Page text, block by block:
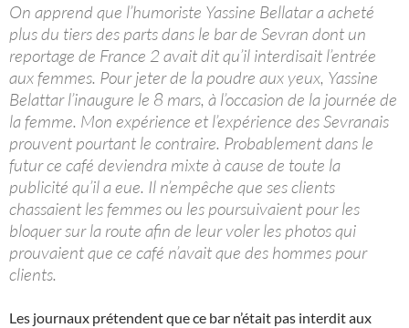
On apprend que l’humoriste Yassine Bellatar a acheté
plus du tiers des parts dans le bar de Sevran dont un
reportage de France 2 avait dit qu’il interdisait l’entrée
aux femmes. Pour jeter de la poudre aux yeux, Yassine
Belattar l’inaugure le 8 mars, à l’occasion de la journée de
la femme. Mon expérience et l’expérience des Sevranais
prouvent pourtant le contraire. Probablement dans le
futur ce café deviendra mixte à cause de toute la
publicité qu’il a eue. Il n’empêche que ses clients
chassaient les femmes ou les poursuivaient pour les
bloquer sur la route afin de leur voler les photos qui
prouvaient que ce café n’avait que des hommes pour
clients.
Les journaux prétendent que ce bar n’était pas interdit aux